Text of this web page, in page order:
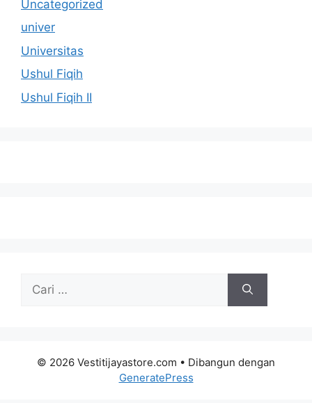
Uncategorized
univer
Universitas
Ushul Fiqih
Ushul Fiqih II
untuk:
© 2026 Vestitijayastore.com • Dibangun dengan
GeneratePress